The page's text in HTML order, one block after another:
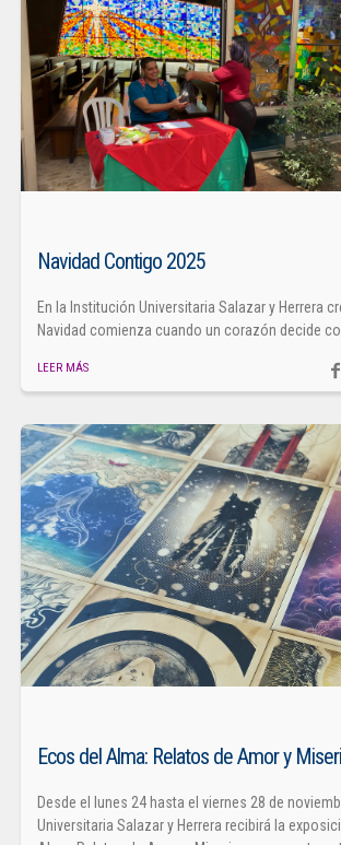
Navidad Contigo 2025
En la Institución Universitaria Salazar y Herrera
Navidad comienza cuando un corazón decide
LEER MÁS
Ecos del Alma: Relatos de Amor y
Desde el lunes 24 hasta el viernes 28 de
Universitaria Salazar y Herrera recibirá la